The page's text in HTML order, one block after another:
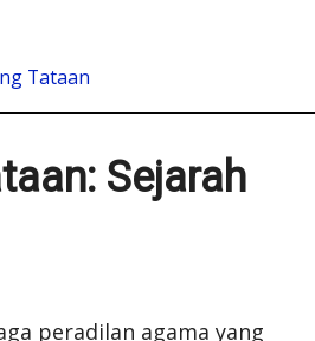
Tataan
Sejarah
peradilan agama yang